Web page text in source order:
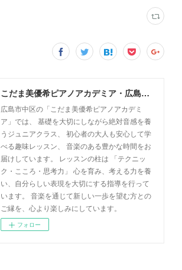
こだま美優希ピアノアカデミア・広島市中区
広島市中区の「こだま美優希ピアノアカデミ
ア」では、 基礎を大切にしながら絶対音感を養
うジュニアクラス、 初心者の大人も安心して学
べる趣味レッスン、 音楽のある豊かな時間をお
届けしています。 レッスンの柱は 「テクニッ
ク・こころ・思考力」 心を育み、考える力を養
い、自分らしい表現を大切にする指導を行って
います。 音楽を通じて新しい一歩を望む方との
ご縁を、心より楽しみにしています。
フォロー